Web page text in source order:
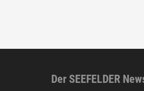
Der SEEFELDER